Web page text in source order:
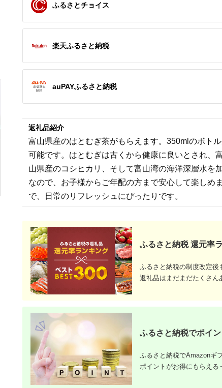
12-5 生粋川根茶 澤本
園 ふるさとありがと
13,000円
『定期便：全6回』綾
鷹2000mlPET×6本
【38000302】5.0
寄付金額:48,500 円
アム
【定期便6ヶ月】お～
いお茶 緑茶
600ml×24本 ［おー
いお茶 ペットボトル
ケース 箱 伊藤園 静
岡］ 222232_AT032
寄付金額:51,000 円
人
本
寄
ふるさとチョイス
楽天ふるさと納税
auPAYふるさと納税
返礼品紹介
富山県産のはとむぎ茶がもらえます。350mlのボト
可能です。はとむぎは古くから健康に良いとされ、
山県産のコシヒカリ、そして富山湾の海洋深層水を
なので、お子様からご年配の方まで安心して楽しめ
で、日常のリフレッシュにぴったりです。
ふるさと納税 還元率
ふるさと納税の制度改定後
返礼品はまだまだたくさん
ふるさと納税でポイン
ふるさと納税でAmazonギ
ポイントがお得にもらえる